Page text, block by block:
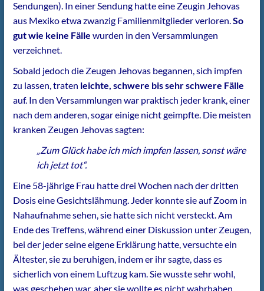
Sendungen). In einer Sendung hatte eine Zeugin Jehovas
aus Mexiko etwa zwanzig Familienmitglieder verloren.So
gut wie keine Fälle wurden in den Versammlungen
verzeichnet.
Sobald jedoch die Zeugen Jehovas begannen, sich impfen
zu lassen, traten leichte, schwere bis sehr schwere Fälle
auf. In den Versammlungen war praktisch jeder krank, einer
nach dem anderen, sogar einige nicht geimpfte. Die meisten
kranken Zeugen Jehovas sagten:
„Zum Glück habe ich mich impfen lassen, sonst wäre
ich jetzt tot“.
Eine 58-jährige Frau hatte drei Wochen nach der dritten
Dosis eine Gesichtslähmung. Jeder konnte sie auf Zoom in
Nahaufnahme sehen, sie hatte sich nicht versteckt. Am
Ende des Treffens, während einer Diskussion unter Zeugen,
bei der jeder seine eigene Erklärung hatte, versuchte ein
Ältester, sie zu beruhigen, indem er ihr sagte, dass es
sicherlich von einem Luftzug kam. Sie wusste sehr wohl,
was geschehen war, aber sie wollte es nicht wahrhaben.